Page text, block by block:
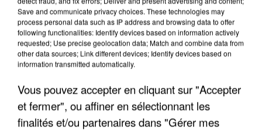
LES INTERVIEWS CHANTE
"JE SUIS À DISPOSITION DES
ENFOIRÉS"
Save and communicate privacy choices. These technologies may
process personal data such as IP address and browsing data to offer
following functionalities: Identify devices based on information actively
requested; Use precise geolocation data; Match and combine data from
other data sources; Link different devices; Identify devices based on
information transmitted automatically.
Vous pouvez accepter en cliquant sur "Accepter
et fermer", ou affiner en sélectionnant les
finalités et/ou partenaires dans "Gérer mes